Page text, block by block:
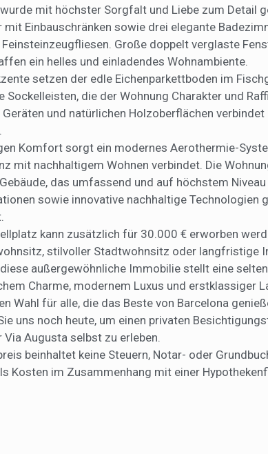
mit höchster Sorgfalt und Liebe zum Detail
mit Einbauschränken sowie drei elegante
Große doppelt verglaste
ein helles und einladendes Wohnambiente.
setzen der edle Eichenparkettboden im
die der Wohnung Charakter und
und natürlichen Holzoberflächen
Komfort sorgt ein modernes Aerothermie-
mit nachhaltigem Wohnen verbindet. Die
das umfassend und auf höchstem
sowie innovative nachhaltige Technologien
kann zusätzlich für 30.000 € erworben
stilvoller Stadtwohnsitz oder langfristige
außergewöhnliche Immobilie stellt eine
Charme, modernem Luxus und erstklassiger
Wahl für alle, die das Beste von Barcelona
uns noch heute, um einen privaten
Via Augusta selbst zu erleben.
beinhaltet keine Steuern, Notar- oder
Kosten im Zusammenhang mit einer